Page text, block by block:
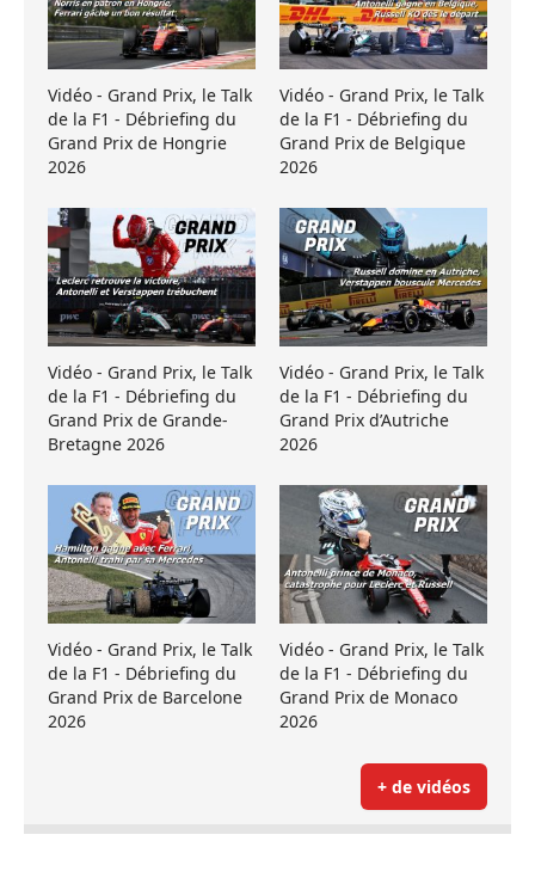
Vidéo - Grand Prix, le Talk
de la F1 - Débriefing du
Grand Prix de Hongrie
2026
Vidéo - Grand Prix, le Talk
de la F1 - Débriefing du
Grand Prix de Belgique
2026
Vidéo - Grand Prix, le Talk
de la F1 - Débriefing du
Grand Prix de Grande-
Bretagne 2026
Vidéo - Grand Prix, le Talk
de la F1 - Débriefing du
Grand Prix d’Autriche
2026
Vidéo - Grand Prix, le Talk
de la F1 - Débriefing du
Grand Prix de Barcelone
2026
Vidéo - Grand Prix, le Talk
de la F1 - Débriefing du
Grand Prix de Monaco
2026
+ de vidéos